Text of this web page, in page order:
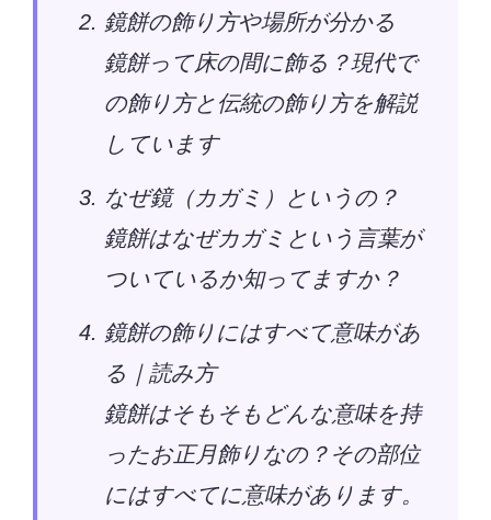
鏡餅の飾り方や場所が分かる
鏡餅って床の間に飾る？現代で
の飾り方と伝統の飾り方を解説
しています
なぜ鏡（カガミ）というの？
鏡餅はなぜカガミという言葉が
ついているか知ってますか？
鏡餅の飾りにはすべて意味があ
る｜読み方
鏡餅はそもそもどんな意味を持
ったお正月飾りなの？その部位
にはすべてに意味があります。